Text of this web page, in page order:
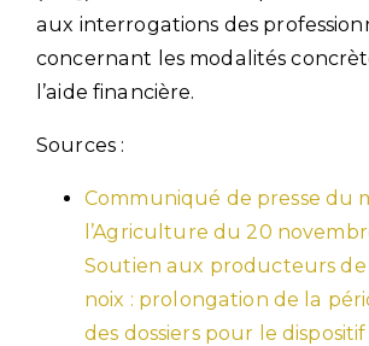
aux interrogations des
concernant les modalités
l’aide financière.
Sources :
Communiqué de presse du
l’Agriculture du 20
Soutien aux producteurs de
noix : prolongation de la
des dossiers pour le dispositif